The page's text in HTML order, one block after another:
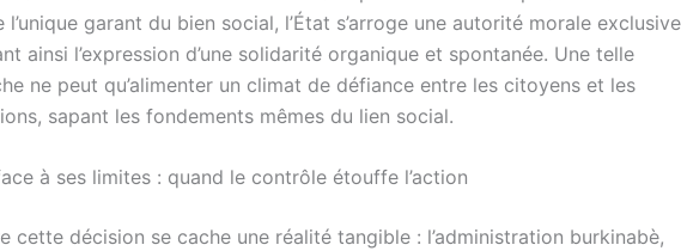
l’unique garant du bien social, l’État s’arroge une autorité morale
ainsi l’expression d’une solidarité organique et spontanée. Une telle
ne peut qu’alimenter un climat de défiance entre les citoyens et les
sapant les fondements mêmes du lien social.
à ses limites : quand le contrôle étouffe l’action
cette décision se cache une réalité tangible : l’administration burkinabè,